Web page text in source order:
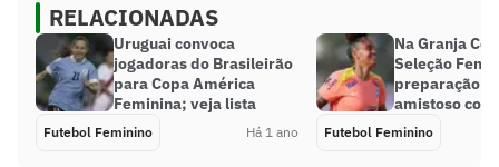
RELACIONADAS
Uruguai convoca
jogadoras do Brasileirão
para Copa América
Feminina; veja lista
Futebol Feminino Há 1 ano
Na Granja
Seleção
preparação
amistoso
Futebol Feminino